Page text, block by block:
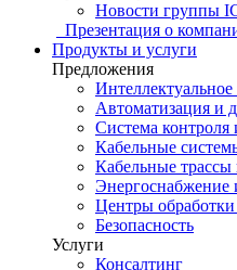
Новости группы
Презентация о
Продукты и услуги
Предложения
Интеллектуальное
Автоматизация и
Система контроля
Кабельные
Кабельные
Энергоснабжение
Центры
Безопасность
Услуги
Консалтинг